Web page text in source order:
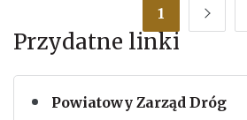
Przydatne linki
Powiatowy Zarząd Dróg
1